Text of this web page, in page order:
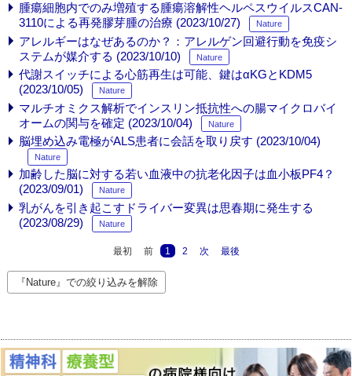
腫瘍細胞内でのみ増殖する腫瘍溶解性ヘルペスウイルスCAN-
3110による再発膠芽腫の治療 (2023/10/27)
Nature
アレルギーはなぜあるのか？：アレルゲン回避行動を免疫シ
ステムが媒介する (2023/10/10)
Nature
代謝スイッチによる心筋再生は可能、鍵はαKGとKDM5
(2023/10/05)
Nature
マルチオミクス解析でインスリン抵抗性への腸マイクロバイ
オームの関与を確定 (2023/10/04)
Nature
脳埋め込み電極がALS患者に会話を取り戻す (2023/10/04)
Nature
加齢した脳に対する若い血液中の抗老化因子は血小板PF4？
(2023/09/01)
Nature
乳がんを引き起こすドライバー変異は思春期に発生する
(2023/08/29)
Nature
最初 前 1 2 次 最後
『Nature』での絞り込みを解除